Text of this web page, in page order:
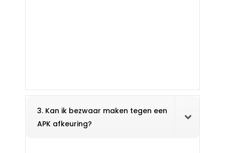
3. Kan ik bezwaar maken tegen een
APK afkeuring?